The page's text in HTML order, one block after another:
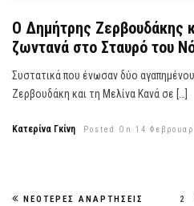
Ο Δημήτρης Ζερβουδάκης
ζωντανά στο Σταυρό του
Συστατικά που ένωσαν δύο
Ζερβουδάκη και τη Μελίνα Κανά σε […]
Κατερίνα Γκίνη Posted On 14
2
ΝΕΌΤΕΡΕΣ ΑΝΑΡΤΉΣΕΙΣ